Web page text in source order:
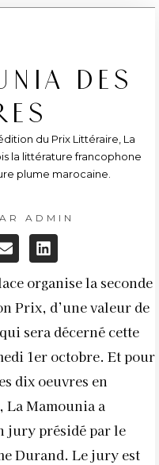
DES
du Prix Littéraire, La
la littérature francophone
plume marocaine.
ADMIN
organise la seconde
Prix, d’une valeur de
sera décerné cette
1er octobre. Et pour
dix oeuvres en
Mamounia a
jury présidé par le
Durand. Le jury est